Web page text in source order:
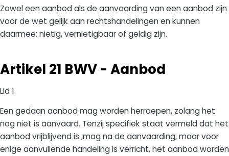
Zowel een aanbod als de aanvaarding van een aanbod zijn
voor de wet gelijk aan rechtshandelingen en kunnen
daarmee: nietig, vernietigbaar of geldig zijn.
Artikel 21 BWV - Aanbod
Lid 1
Een gedaan aanbod mag worden herroepen, zolang het
nog niet is aanvaard. Tenzij specifiek staat vermeld dat het
aanbod vrijblijvend is ,mag na de aanvaarding, maar voor
enige aanvullende handeling is verricht, het aanbod worden